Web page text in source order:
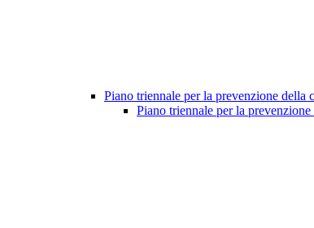
Piano triennale per la prevenzione della
Piano triennale per la